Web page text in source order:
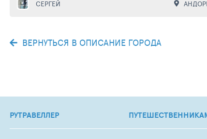
СЕРГЕЙ
ВЕРНУТЬСЯ В ОПИСАНИЕ ГОРОДА
РУТРАВЕЛЛЕР